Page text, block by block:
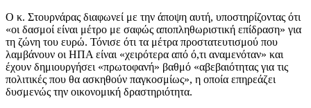
Ο κ. Στουρνάρας διαφωνεί με την άποψη αυτή, υποστηρίζοντας ότι
«οι δασμοί είναι μέτρο με σαφώς αποπληθωριστική επίδραση» για
τη ζώνη του ευρώ. Τόνισε ότι τα μέτρα προστατευτισμού που
λαμβάνουν οι ΗΠΑ είναι «χειρότερα από ό,τι αναμενόταν» και
έχουν δημιουργήσει «πρωτοφανή» βαθμό «αβεβαιότητας για τις
πολιτικές που θα ασκηθούν παγκοσμίως», η οποία επηρεάζει
δυσμενώς την οικονομική δραστηριότητα.